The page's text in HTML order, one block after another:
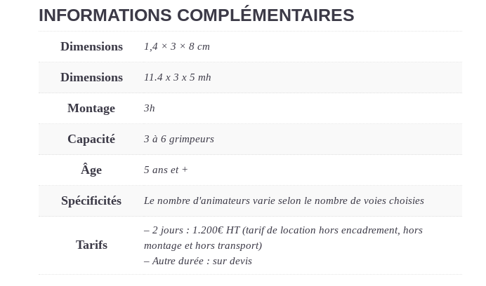
INFORMATIONS COMPLÉMENTAIRES
Dimensions 1,4 × 3 × 8 cm
Dimensions 11.4 x 3 x 5 mh
Montage 3h
Capacité 3 à 6 grimpeurs
Âge 5 ans et +
Spécificités Le nombre d'animateurs varie selon le nombre de voies choisies
Tarifs
– 2 jours : 1.200€ HT (tarif de location hors encadrement, hors
montage et hors transport)
– Autre durée : sur devis